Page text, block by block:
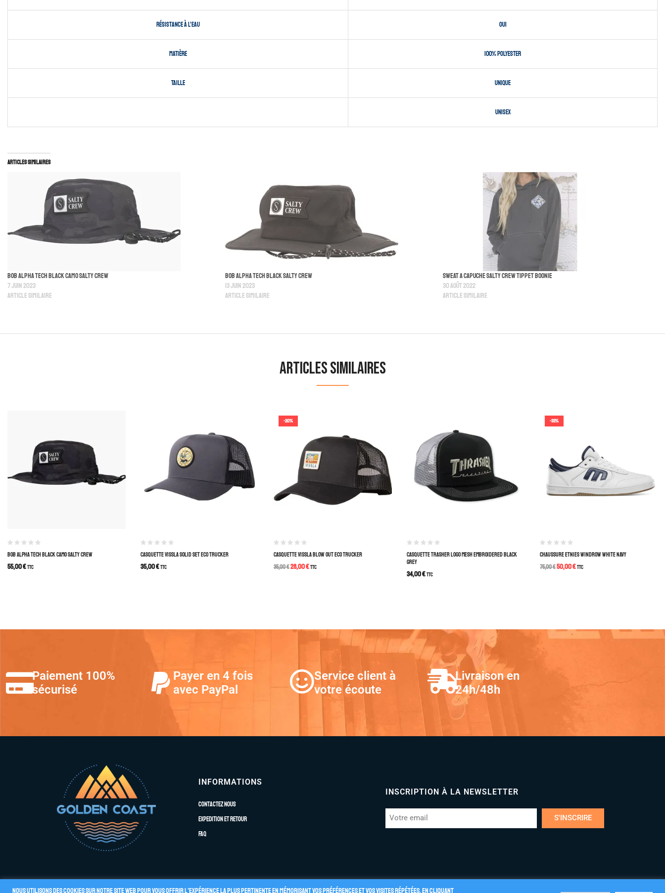
Résistance à l’eau Oui
Matière 100% polyester
Taille Unique
Unisex
Articles similaires
Bob Alpha Tech Black Camo Salty Crew
7 juin 2023
Article similaire
Bob Alpha Tech Black Salty Crew
13 juin 2023
Article similaire
Sweat A Capuche Salty Crew Tippet Boonie
30 août 2022
Article similaire
Articles similaires
BOB ALPHA TECH BLACK CAMO SALTY CREW
55,00€TTC
CASQUETTE VISSLA SOLID SET ECO TRUCKER
35,00€TTC
-20%
CASQUETTE VISSLA BLOW OUT ECO TRUCKER
35,00€28,00€TTC
CASQUETTE TRASHER LOGO MESH EMBROIDERED BLACK
GREY
34,00€TTC
-33%
CHAUSSURE ETNIES WINDROW WHITE NAVY
75,00€50,00€TTC
Paiement 100%
sécurisé
Payer en 4 fois
avec PayPal
Service client à
votre écoute
Livraison en
24h/48h
INFORMATIONS
Contactez nous
Expedition et retour
FAQ
INSCRIPTION À LA NEWSLETTER
S'INSCRIRE
Nous utilisons des cookies sur notre site Web pour vous offrir l'expérience la plus pertinente en mémorisant vos préférences et vos visites répétées. En cliquant